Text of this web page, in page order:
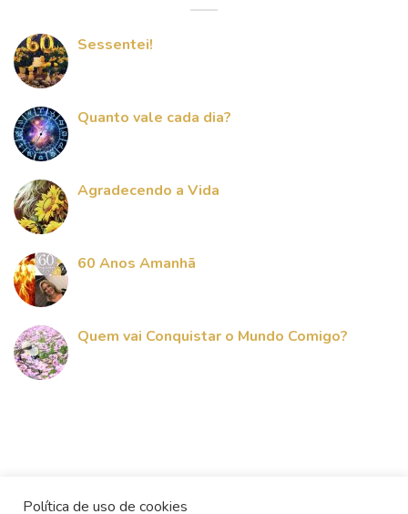
Sessentei!
Quanto vale cada dia?
Agradecendo a Vida
60 Anos Amanhã
Quem vai Conquistar o Mundo Comigo?
Política de uso de cookies